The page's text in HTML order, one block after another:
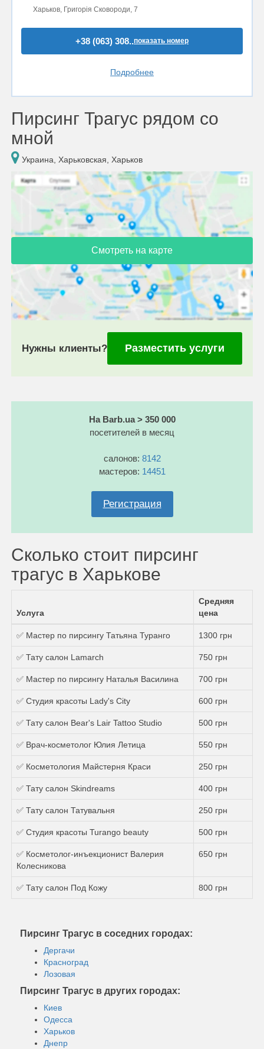
Харьков, Григорія Сковороди, 7
+38 (063) 308..показать номер
Подробнее
Пирсинг Трагус рядом со
мной
Украина, Харьковская, Харьков
Смотреть на карте
Нужны клиенты? Разместить услуги
На Barb.ua > 350 000
посетителей в месяц
салонов: 8142
мастеров: 14451
Регистрация
Сколько стоит пирсинг
трагус в Харькове
Услуга
Средняя
цена
✅ Мастер по пирсингу Татьяна Туранго 1300 грн
✅ Тату салон Lamarch 750 грн
✅ Мастер по пирсингу Наталья Василина 700 грн
✅ Студия красоты Lady's City 600 грн
✅ Тату салон Bear's Lair Tattoo Studio 500 грн
✅ Врач-косметолог Юлия Летица 550 грн
✅ Косметология Майстерня Краси 250 грн
✅ Тату салон Skindreams 400 грн
✅ Тату салон Татувальня 250 грн
✅ Студия красоты Turango beauty 500 грн
✅ Косметолог-инъекционист Валерия
Колесникова
650 грн
✅ Тату салон Под Кожу 800 грн
Пирсинг Трагус в соседних городах:
Дергачи
Красноград
Лозовая
Пирсинг Трагус в других городах:
Киев
Одесса
Харьков
Днепр